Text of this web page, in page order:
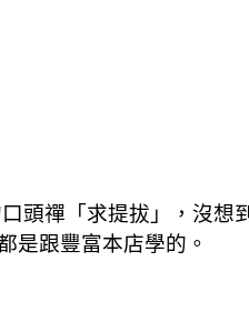
頭禪「求提拔」，沒想
是跟豐富本店學的。